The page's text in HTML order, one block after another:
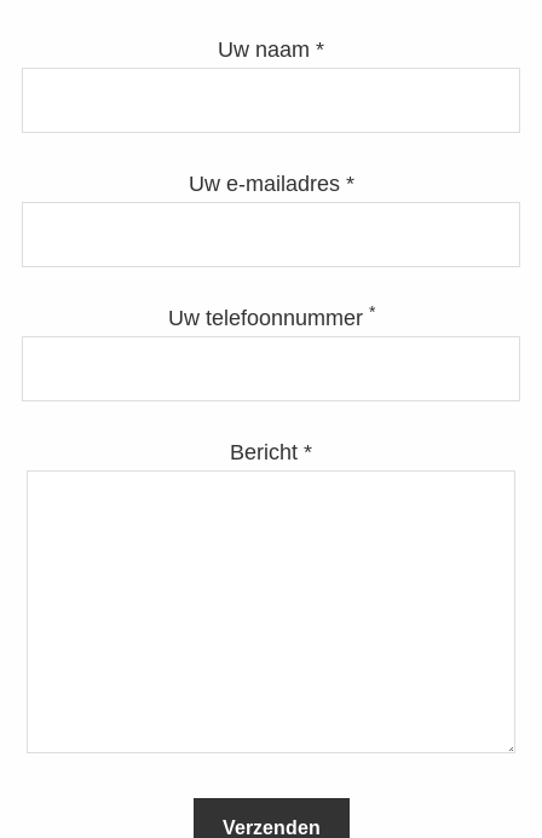
Uw naam *
Uw e-mailadres *
Uw telefoonnummer *
Bericht *